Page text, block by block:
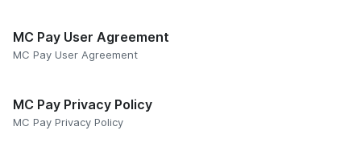
MC Pay User Agreement
MC Pay User Agreement
MC Pay Privacy Policy
MC Pay Privacy Policy